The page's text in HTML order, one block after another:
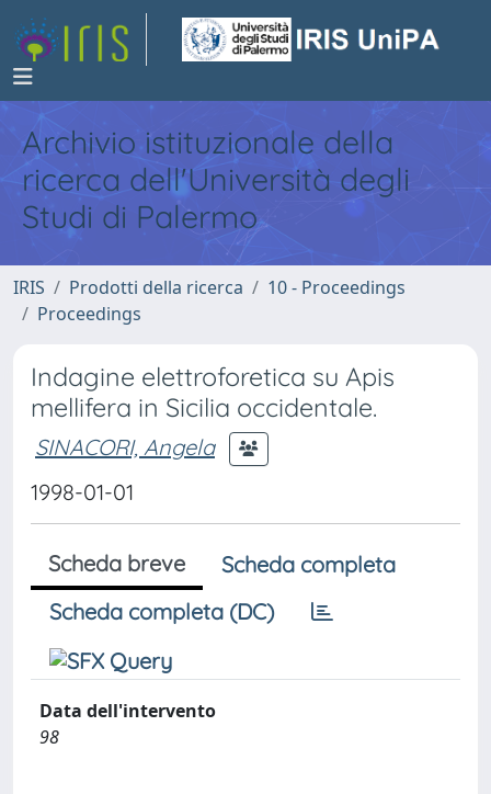
Archivio istituzionale della
ricerca dell'Università degli
Studi di Palermo
IRIS Prodotti della ricerca
10 - Proceedings
Proceedings
Indagine elettroforetica su Apis
mellifera in Sicilia occidentale.
SINACORI, Angela
1998-01-01
Scheda breve
Scheda completa
Scheda completa (DC)
Data dell'intervento
98